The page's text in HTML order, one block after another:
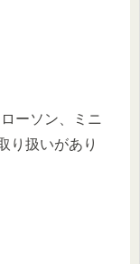
ーソン、ミニ
り扱いがあり